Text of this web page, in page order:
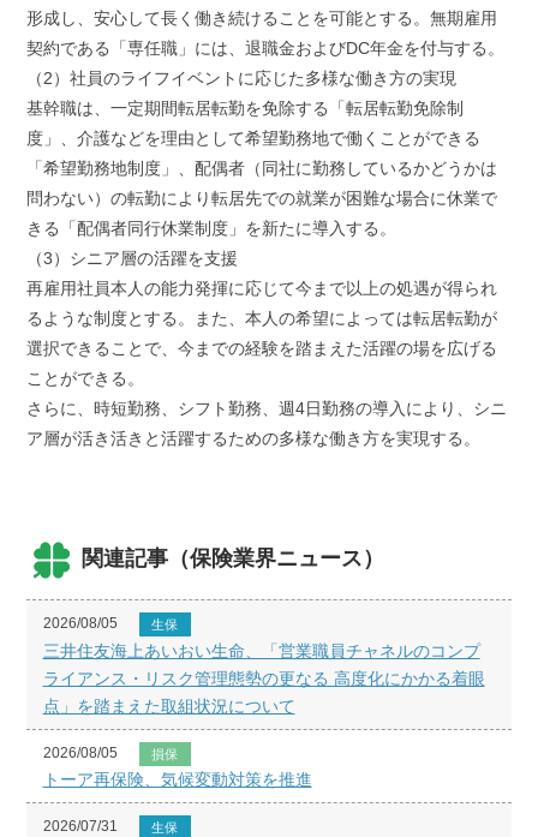
形成し、安心して長く働き続けることを可能とする。無期雇用
契約である「専任職」には、退職金およびDC年金を付与する。
（2）社員のライフイベントに応じた多様な働き方の実現
基幹職は、一定期間転居転勤を免除する「転居転勤免除制
度」、介護などを理由として希望勤務地で働くことができる
「希望勤務地制度」、配偶者（同社に勤務しているかどうかは
問わない）の転勤により転居先での就業が困難な場合に休業で
きる「配偶者同行休業制度」を新たに導入する。
（3）シニア層の活躍を支援
再雇用社員本人の能力発揮に応じて今まで以上の処遇が得られ
るような制度とする。また、本人の希望によっては転居転勤が
選択できることで、今までの経験を踏まえた活躍の場を広げる
ことができる。
さらに、時短勤務、シフト勤務、週4日勤務の導入により、シニ
ア層が活き活きと活躍するための多様な働き方を実現する。
関連記事（保険業界ニュース）
2026/08/05 生保
三井住友海上あいおい生命、「営業職員チャネルのコンプ
ライアンス・リスク管理態勢の更なる 高度化にかかる着眼
点」を踏まえた取組状況について
2026/08/05 損保
トーア再保険、気候変動対策を推進
2026/07/31 生保